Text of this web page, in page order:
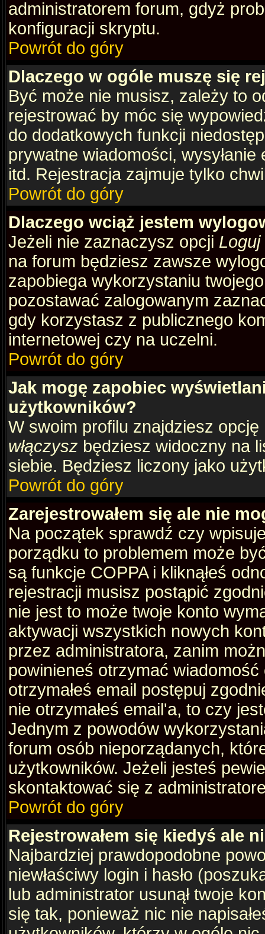
administratorem forum, gdyż
konfiguracji skryptu.
Powrót do góry
Dlaczego w ogóle muszę się
Być może nie musisz, zależy to
rejestrować by móc się
do dodatkowych funkcji
prywatne wiadomości,
itd. Rejestracja zajmuje tylko
Powrót do góry
Dlaczego wciąż jestem
Jeżeli nie zaznaczysz opcji
na forum będziesz zawsze
zapobiega wykorzystaniu
pozostawać zalogowanym
gdy korzystasz z publicznego
internetowej czy na uczelni.
Powrót do góry
Jak mogę zapobiec
użytkowników?
W swoim profilu znajdziesz opcję
włączysz będziesz widoczny na
siebie. Będziesz liczony jako
Powrót do góry
Zarejestrowałem się ale nie
Na początek sprawdź czy
porządku to problemem może
są funkcje COPPA i kliknąłeś
rejestracji musisz postąpić
nie jest to może twoje konto
aktywacji wszystkich nowych
przez administratora, zanim
powinieneś otrzymać
otrzymałeś email postępuj
nie otrzymałeś email'a, to czy
Jednym z powodów
forum osób nieporządanych,
użytkowników. Jeżeli jesteś
skontaktować się z
Powrót do góry
Rejestrowałem się kiedyś ale
Najbardziej prawdopodobne
niewłaściwy login i hasło
lub administrator usunął twoje
się tak, ponieważ nic nie